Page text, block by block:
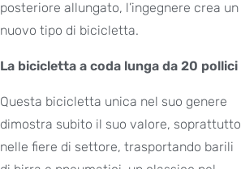
posteriore allungato, l’ingegnere crea un
nuovo tipo di bicicletta.
La bicicletta a coda lunga da 20 pollici
Questa bicicletta unica nel suo genere
dimostra subito il suo valore, soprattutto
nelle fiere di settore, trasportando barili